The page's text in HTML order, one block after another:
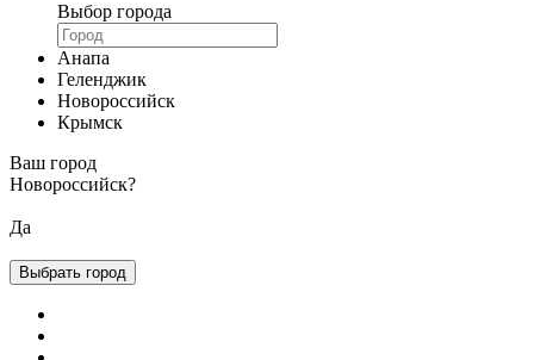
Выбор города
Анапа
Геленджик
Новороссийск
Крымск
Ваш город
Новороссийск?
Да
Выбрать город